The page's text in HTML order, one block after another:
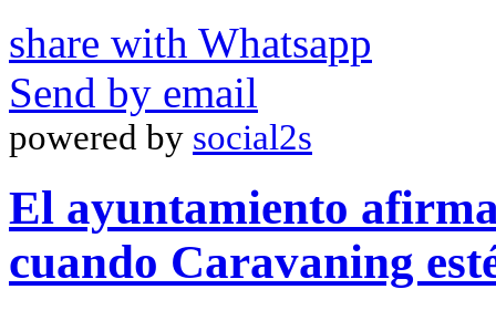
share with Whatsapp
Send by email
powered by social2s
El ayuntamiento
cuando Caravaning